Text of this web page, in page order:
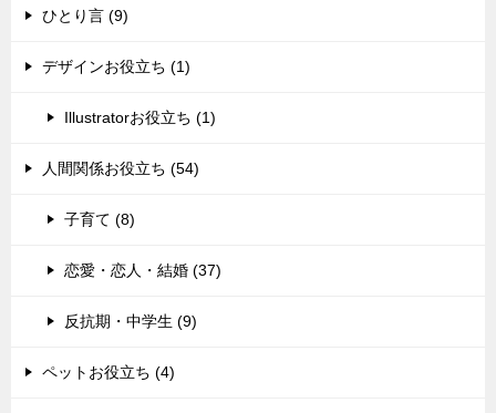
ひとり言 (9)
デザインお役立ち (1)
Illustratorお役立ち (1)
人間関係お役立ち (54)
子育て (8)
恋愛・恋人・結婚 (37)
反抗期・中学生 (9)
ペットお役立ち (4)